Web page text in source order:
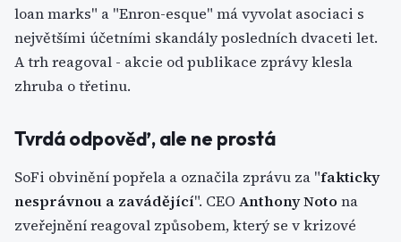
loan marks" a "Enron-esque" má vyvolat asociaci s
největšími účetními skandály posledních dvaceti let.
A trh reagoval - akcie od publikace zprávy klesla
zhruba o třetinu.
Tvrdá odpověď, ale ne prostá
SoFi obvinění popřela a označila zprávu za "fakticky
nesprávnou a zavádějící". CEO Anthony Noto na
zveřejnění reagoval způsobem, který se v krizové